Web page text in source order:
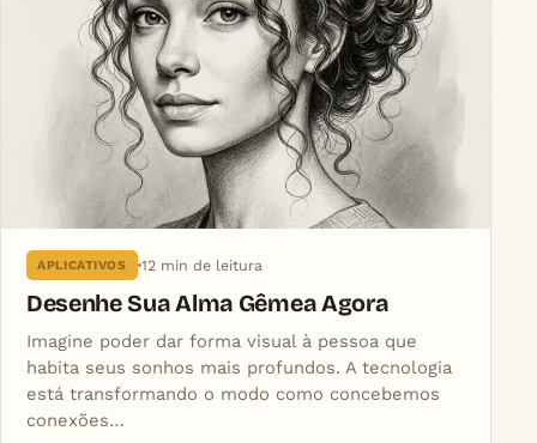
APLICATIVOS 12 min de leitura
Desenhe Sua Alma Gêmea Agora
Imagine poder dar forma visual à pessoa que
habita seus sonhos mais profundos. A tecnologia
está transformando o modo como concebemos
conexões…